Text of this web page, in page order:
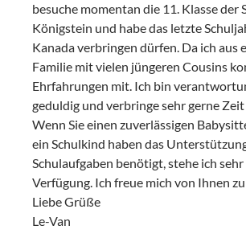
besuche momentan die 11. Klasse der
Königstein und habe das letzte
Kanada verbringen dürfen. Da ich aus
Familie mit vielen jüngeren Cousins
Ehrfahrungen mit. Ich bin
geduldig und verbringe sehr gerne
Wenn Sie einen zuverlässigen
ein Schulkind haben das
Schulaufgaben benötigt, stehe ich
Verfügung. Ich freue mich von Ihnen
Liebe Grüße
Le-Van